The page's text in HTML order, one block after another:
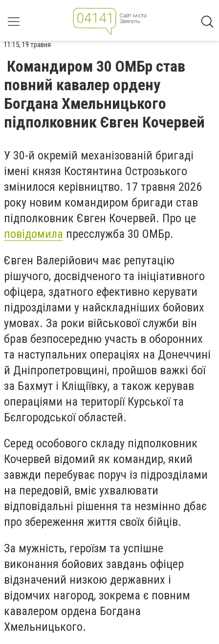
11:15, 19 травня
Командиром 30 ОМБр став
повний кавалер ордену
Богдана Хмельницького
підполковник Євген Кочервей
У 30-й окремій механізованій бригаді
імені князя Костянтина Острозького
змінилося керівництво. 17 травня 2026
року новим командиром бригади став
підполковник Євген Кочервей. Про це
повідомила пресслужба 30 ОМБр.
Євген Валерійович має репутацію
рішучого, досвідченого та ініціативного
офіцера, здатного ефективно керувати
підрозділами у найскладніших бойових
умовах. За роки військової служби він
брав безпосередню участь в оборонних
та наступальних операціях на Донеччині
й Дніпропетровщині, пройшов важкі бої
за Бахмут і Кліщіївку, а також керував
операціями на території Курської та
Бєлгородської областей.
Серед особового складу підполковник
Кочервей відомий як командир, який
завжди перебуває поруч із підрозділами
на передовій, вміє ухвалювати
відповідальні рішення та незмінно дбає
про збереження життя своїх бійців.
За мужність, героїзм та успішне
виконання бойових завдань офіцер
відзначений низкою державних і
відомчих нагород, зокрема є повним
кавалером ордена Богдана
Хмельницького.